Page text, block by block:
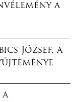
a
József, a